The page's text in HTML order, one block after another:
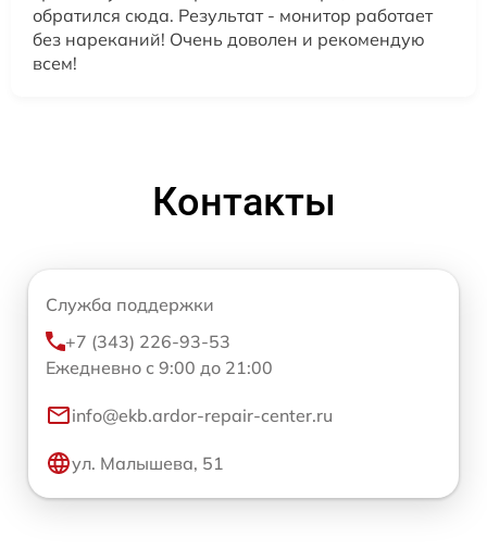
обратился сюда. Результат - монитор работает
без нареканий! Очень доволен и рекомендую
всем!
Контакты
Служба поддержки
+7 (343) 226-93-53
Ежедневно с 9:00 до 21:00
info@ekb.ardor-repair-center.ru
ул. Малышева, 51